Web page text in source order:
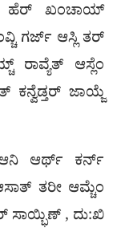
ಹೆರ್ ಖಂಚಾಯ್
ಗರ್ಜ್ ಆಸ್ಲಿ ತರ್
ರಾವ್ಯೆತ್ ಆಸ್ಲೆಂ
ಕನ್ವೆಡ್ತರ್ ಜಾಯ್ಜೆ
ಆನಿ ಆರ್ಥ್ ಕರ್ನ್
ತರೀ ಆಮ್ಚೆಂ
ಸಾಯ್ಭಿಣ್ , ದು:ಖಿ